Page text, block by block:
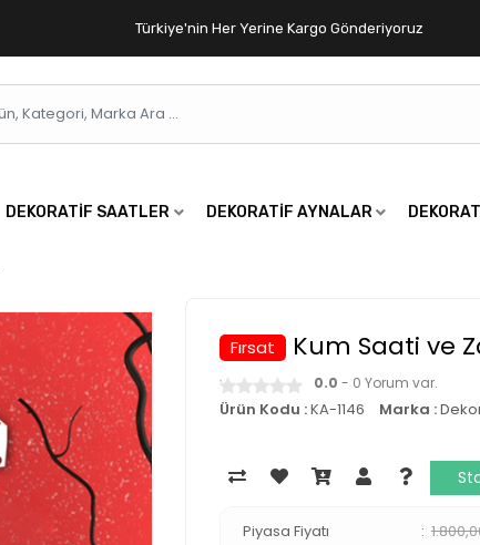
Türkiye'nin Her Yerine Kargo Gönderiyoruz
DEKORATIF SAATLER DEKORATIF AYNALAR
Fırsat Kum Saati ve
0.0 - 0 Yorum var.
Ürün Kodu :KA-1146 Marka :
Piyasa Fiyatı